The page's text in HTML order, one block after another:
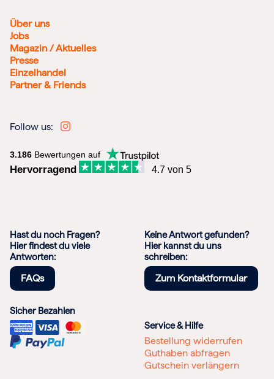
Über uns
Jobs
Magazin / Aktuelles
Presse
Einzelhandel
Partner & Friends
Follow us:
3.186 Bewertungen auf
Hervorragend 4.7 von 5
Hast du noch Fragen?
Hier findest du viele
Antworten:
FAQs
Keine Antwort gefunden?
Hier kannst du uns
schreiben:
Zum Kontaktformular
Sicher Bezahlen
Service & Hilfe
Bestellung widerrufen
Guthaben abfragen
Gutschein verlängern